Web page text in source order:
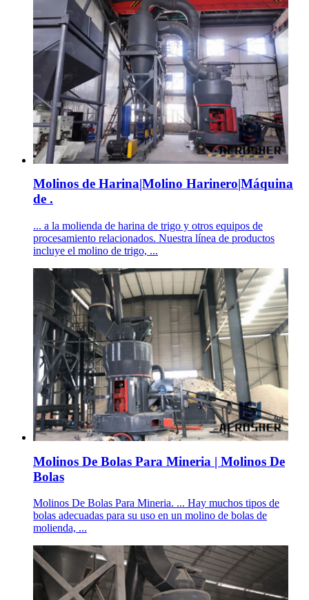
Molinos de Harina|Molino Harinero|Máquina
de .
... a la molienda de harina de trigo y otros equipos de
procesamiento relacionados. Nuestra línea de productos
incluye el molino de trigo, ...
Molinos De Bolas Para Mineria | Molinos De
Bolas
Molinos De Bolas Para Mineria. ... Hay muchos tipos de
bolas adecuadas para su uso en un molino de bolas de
molienda, ...